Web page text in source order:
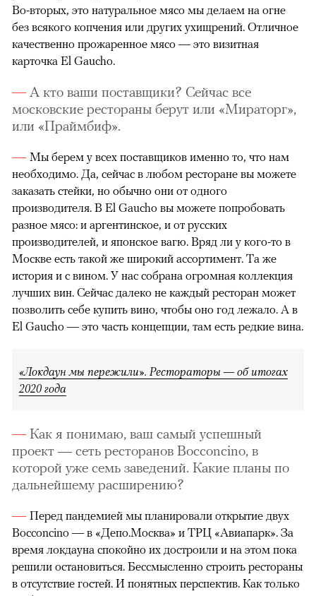
Во-вторых, это натуральное мясо мы делаем на огне
без всякого копчения или других ухищрений. Отличное
качественно прожаренное мясо — это визитная
карточка El Gaucho.
А кто ваши поставщики? Сейчас все
московские рестораны берут или «Мираторг»,
или «Праймбиф».
Мы берем у всех поставщиков именно то, что нам
необходимо. Да, сейчас в любом ресторане вы можете
заказать стейки, но обычно они от одного
производителя. В El Gaucho вы можете попробовать
разное мясо: и аргентинское, и от русских
производителей, и японское вагю. Вряд ли у кого-то в
Москве есть такой же широкий ассортимент. Та же
история и с вином. У нас собрана огромная коллекция
лучших вин. Сейчас далеко не каждый ресторан может
позволить себе купить вино, чтобы оно год лежало. А в
El Gaucho — это часть концепции, там есть редкие вина.
«Локдаун мы пережили». Рестораторы — об итогах
2020 года
Как я понимаю, ваш самый успешный
проект — сеть ресторанов Bocconcino, в
которой уже семь заведений. Какие планы по
дальнейшему расширению?
Перед пандемией мы планировали открытие двух
Bocconcino — в «Депо.Москва» и ТРЦ «Авиапарк». За
время локдауна спокойно их достроили и на этом пока
решили остановиться. Бессмысленно строить рестораны
в отсутствие гостей. И понятных перспектив. Как только